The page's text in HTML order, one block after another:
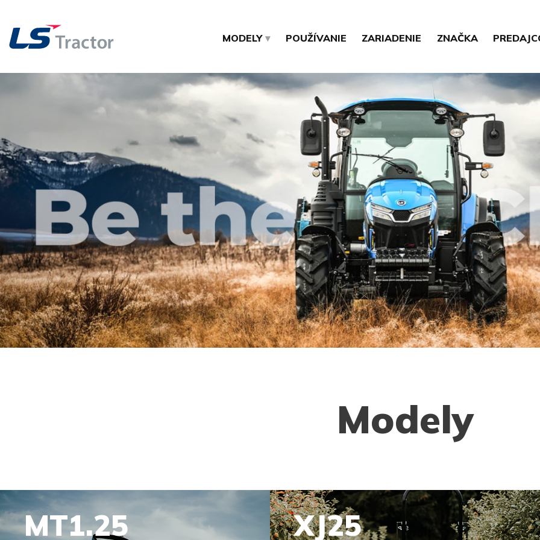
MODELY POUŽÍVANIE ZARIADENIE ZNAČKA
Modely
MT1.25 XJ25